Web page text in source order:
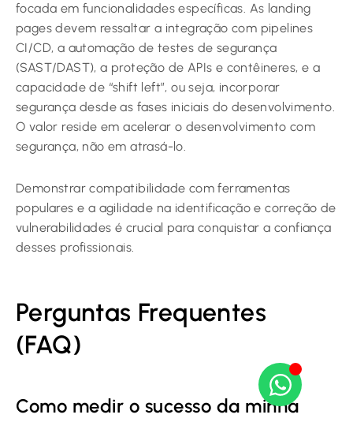
focada em funcionalidades específicas. As landing
pages devem ressaltar a integração com pipelines
CI/CD, a automação de testes de segurança
(SAST/DAST), a proteção de APIs e contêineres, e a
capacidade de “shift left”, ou seja, incorporar
segurança desde as fases iniciais do desenvolvimento.
O valor reside em acelerar o desenvolvimento com
segurança, não em atrasá-lo.
Demonstrar compatibilidade com ferramentas
populares e a agilidade na identificação e correção de
vulnerabilidades é crucial para conquistar a confiança
desses profissionais.
Perguntas Frequentes
(FAQ)
Como medir o sucesso da minha